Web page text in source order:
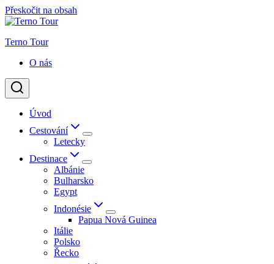
Přeskočit na obsah
Terno Tour
O nás
Úvod
Cestování
Letecky
Destinace
Albánie
Bulharsko
Egypt
Indonésie
Papua Nová Guinea
Itálie
Polsko
Řecko